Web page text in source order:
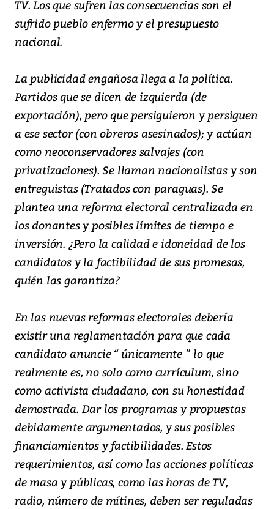
TV. Los que sufren las consecuencias son el
sufrido pueblo enfermo y el presupuesto
nacional.
La publicidad engañosa llega a la política.
Partidos que se dicen de izquierda (de
exportación), pero que persiguieron y persiguen
a ese sector (con obreros asesinados); y actúan
como neoconservadores salvajes (con
privatizaciones). Se llaman nacionalistas y son
entreguistas (Tratados con paraguas). Se
plantea una reforma electoral centralizada en
los donantes y posibles límites de tiempo e
inversión. ¿Pero la calidad e idoneidad de los
candidatos y la factibilidad de sus promesas,
quién las garantiza?
En las nuevas reformas electorales debería
existir una reglamentación para que cada
candidato anuncie “ únicamente ” lo que
realmente es, no solo como currículum, sino
como activista ciudadano, con su honestidad
demostrada. Dar los programas y propuestas
debidamente argumentados, y sus posibles
financiamientos y factibilidades. Estos
requerimientos, así como las acciones políticas
de masa y públicas, como las horas de TV,
radio, número de mítines, deben ser reguladas